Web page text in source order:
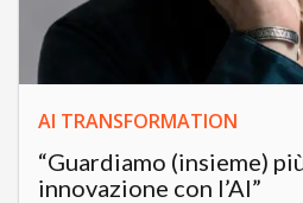
AI TRANSFORMATION
“Guardiamo (insieme)
innovazione con l’AI”